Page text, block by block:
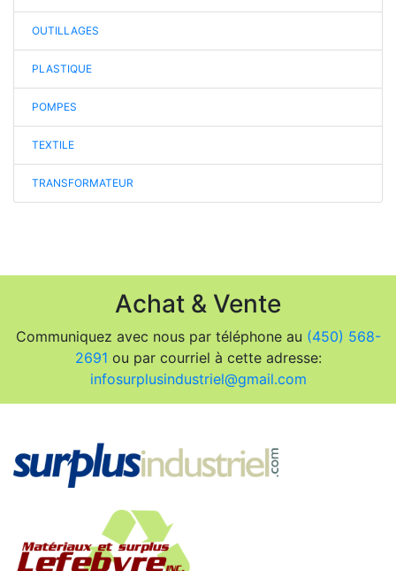
OUTILLAGES
PLASTIQUE
POMPES
TEXTILE
TRANSFORMATEUR
Achat & Vente
Communiquez avec nous par téléphone au (450) 568-
2691 ou par courriel à cette adresse:
infosurplusindustriel@gmail.com